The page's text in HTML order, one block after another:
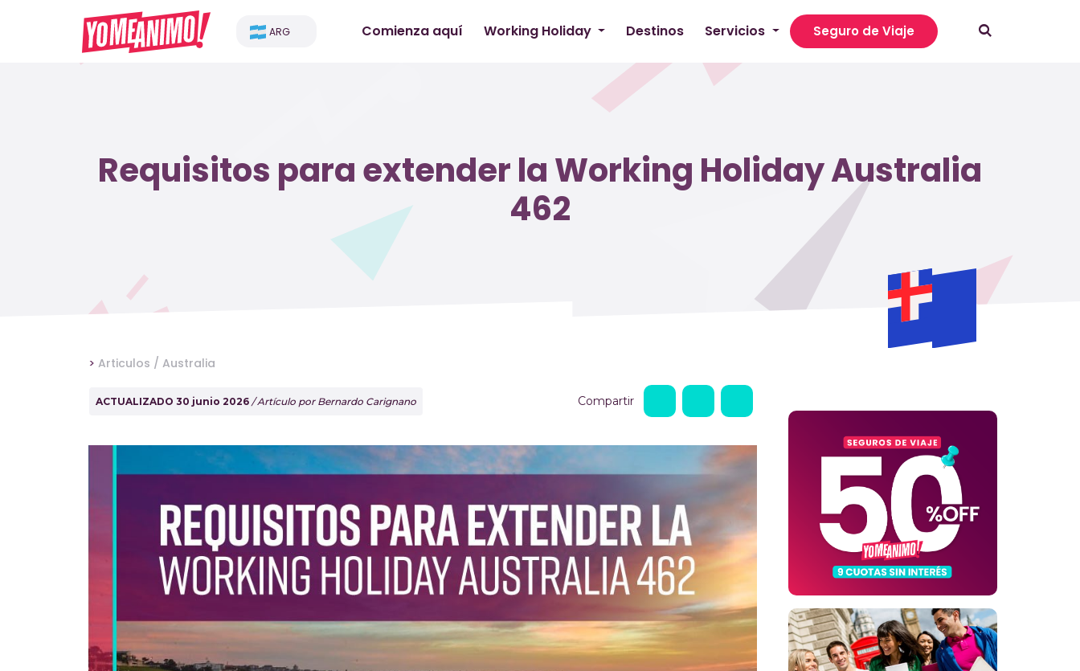
ARG Comienza aquí Working Holiday Destinos Servicios Seguro de Viaje
Requisitos para extender la Working Holiday Australia
462
> Articulos / Australia
ACTUALIZADO 30 junio 2026 / Artículo por Bernardo Carignano Compartir